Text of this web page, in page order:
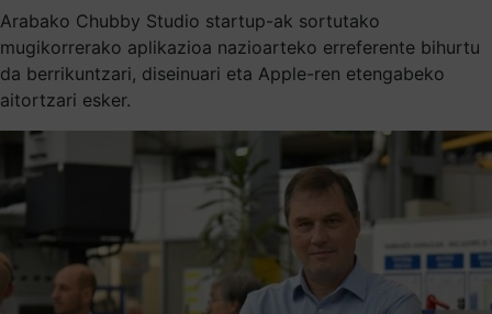
Arabako Chubby Studio startup-ak sortutako
mugikorrerako aplikazioa nazioarteko erreferente bihurtu
da berrikuntzari, diseinuari eta Apple-ren etengabeko
aitortzari esker.